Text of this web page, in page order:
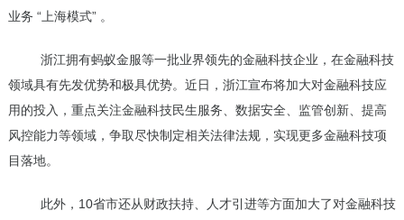
业务 “上海模式” 。
浙江拥有蚂蚁金服等一批业界领先的金融科技企业，在金融科技
领域具有先发优势和极具优势。近日，浙江宣布将加大对金融科技应
用的投入，重点关注金融科技民生服务、数据安全、监管创新、提高
风控能力等领域，争取尽快制定相关法律法规，实现更多金融科技项
目落地。
此外，10省市还从财政扶持、人才引进等方面加大了对金融科技